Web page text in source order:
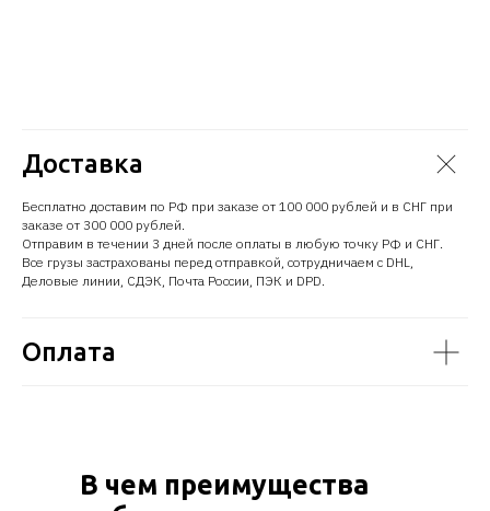
Доставка
Бесплатно доставим по РФ при заказе от 100 000 рублей и в СНГ при
заказе от 300 000 рублей.
Отправим в течении 3 дней после оплаты в любую точку РФ и СНГ.
Все грузы застрахованы перед отправкой, сотрудничаем с DHL,
Деловые линии, СДЭК, Почта России, ПЭК и DPD.
Оплата
В чем преимущества